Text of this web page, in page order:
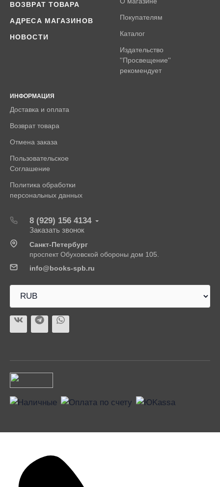
ВОЗВРАТ ТОВАРА
АДРЕСА МАГАЗИНОВ
НОВОСТИ
Покупателям
Каталог
Издательство
''Просвещение''
рекомендует
ИНФОРМАЦИЯ
Доставка и оплата
Возврат товара
Отмена заказа
Пользовательское
Соглашение
Политика обработки
персональных данных
8 (929) 156 4134
Заказать звонок
Санкт-Петербург
проспект Обуховской обороны дом 105.
info@books-spb.ru